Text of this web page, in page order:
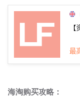
最
海淘购买攻略：